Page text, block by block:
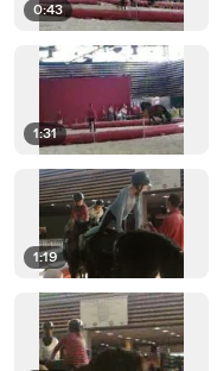
0:43
1:31
1:19